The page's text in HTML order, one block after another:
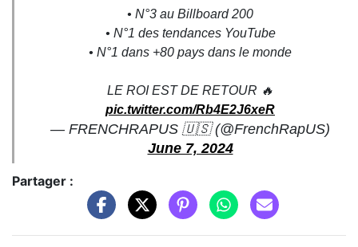
• N°3 au Billboard 200
• N°1 des tendances YouTube
• N°1 dans +80 pays dans le monde
LE ROI EST DE RETOUR 🔥
pic.twitter.com/Rb4E2J6xeR
— FRENCHRAPUS 🇺🇸 (@FrenchRapUS)
June 7, 2024
Partager :